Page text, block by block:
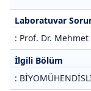
Laboratuvar
: Prof. Dr.
İlgili Bölüm
: